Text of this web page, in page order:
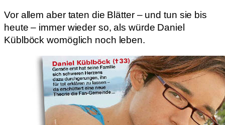
Vor allem aber taten die Blätter – und tun sie bis
heute – immer wieder so, als würde Daniel
Küblböck womöglich noch leben.